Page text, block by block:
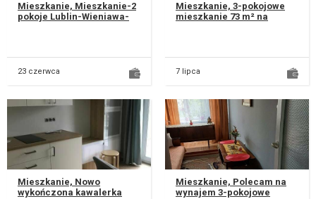
Mieszkanie, Mieszkanie-2
pokoje Lublin-Wieniawa-
23 czerwca
Mieszkanie, 3-pokojowe
mieszkanie 73 m² na
7 lipca
Mieszkanie, Nowo
wykończona kawalerka
Mieszkanie, Polecam na
wynajem 3-pokojowe